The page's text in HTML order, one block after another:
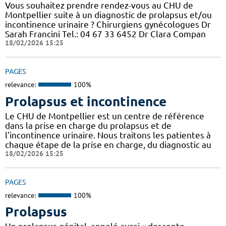
Vous souhaitez prendre rendez-vous au CHU de
Montpellier suite à un diagnostic de prolapsus et/ou
incontinence urinaire ? Chirurgiens gynécologues Dr
Sarah Francini Tel.: 04 67 33 6452 Dr Clara Compan
18/02/2026 15:25
PAGES
relevance: 100%
Prolapsus et incontinence
Le CHU de Montpellier est un centre de référence
dans la prise en charge du prolapsus et de
l'incontinence urinaire. Nous traitons les patientes à
chaque étape de la prise en charge, du diagnostic au
18/02/2026 15:25
PAGES
relevance: 100%
Prolapsus